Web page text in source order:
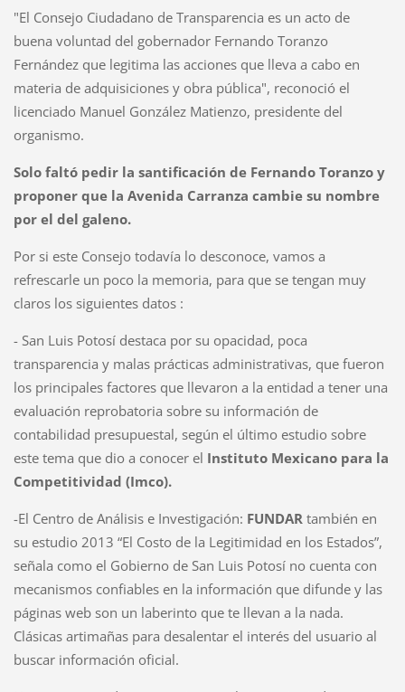
"El Consejo Ciudadano de Transparencia es un acto de
buena voluntad del gobernador Fernando Toranzo
Fernández que legitima las acciones que lleva a cabo en
materia de adquisiciones y obra pública", reconoció el
licenciado Manuel González Matienzo, presidente del
organismo.
Solo faltó pedir la santificación de Fernando Toranzo y
proponer que la Avenida Carranza cambie su nombre
por el del galeno.
Por si este Consejo todavía lo desconoce, vamos a
refrescarle un poco la memoria, para que se tengan muy
claros los siguientes datos :
- San Luis Potosí destaca por su opacidad, poca
transparencia y malas prácticas administrativas, que fueron
los principales factores que llevaron a la entidad a tener una
evaluación reprobatoria sobre su información de
contabilidad presupuestal, según el último estudio sobre
este tema que dio a conocer el Instituto Mexicano para la
Competitividad (Imco).
-El Centro de Análisis e Investigación: FUNDAR también en
su estudio 2013 “El Costo de la Legitimidad en los Estados”,
señala como el Gobierno de San Luis Potosí no cuenta con
mecanismos confiables en la información que difunde y las
páginas web son un laberinto que te llevan a la nada.
Clásicas artimañas para desalentar el interés del usuario al
buscar información oficial.